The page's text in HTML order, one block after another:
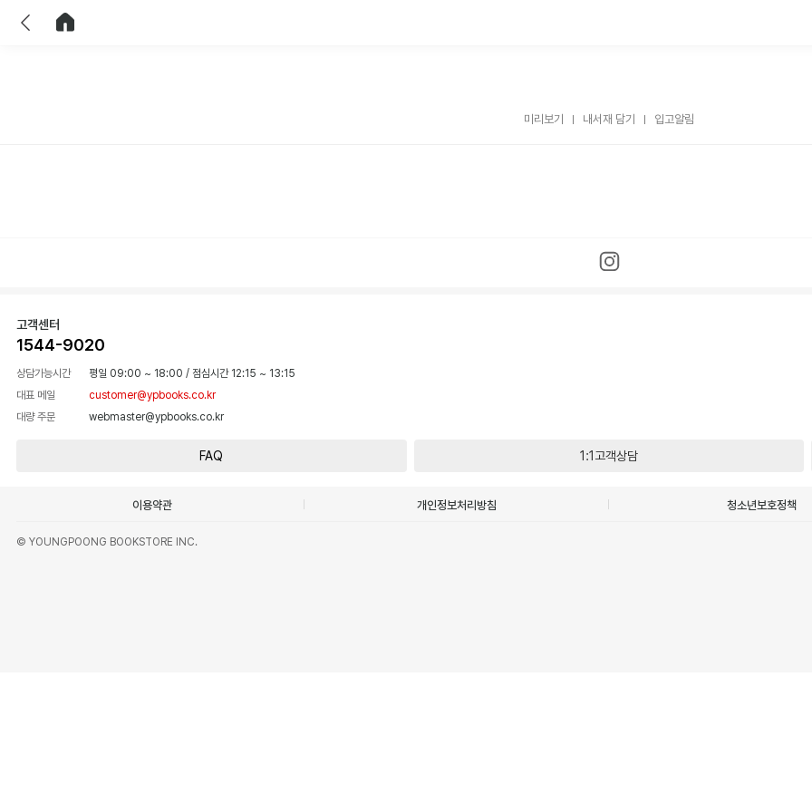
미리보기 내서재 담기 입고알림
고객센터
1544-9020
상담가능시간 평일 09:00 ~ 18:00 / 점심시간 12:15 ~ 13:15
대표 메일
customer@ypbooks.co.kr
대량 주문
webmaster@ypbooks.co.kr
FAQ 1:1고객상담
이용약관 개인정보처리방침 청소년보호정책
© YOUNGPOONG BOOKSTORE INC.